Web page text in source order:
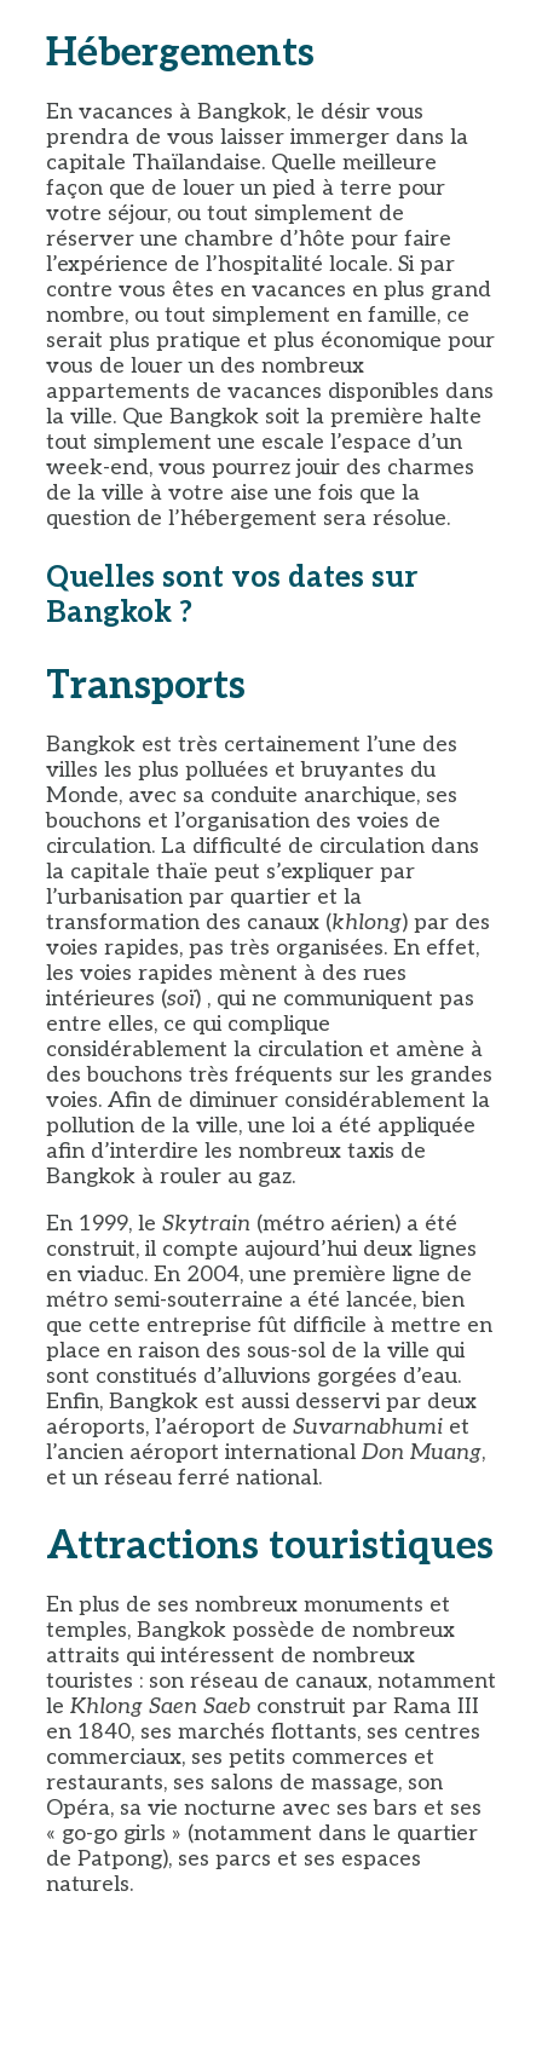
Hébergements
En vacances à Bangkok, le désir vous
prendra de vous laisser immerger dans la
capitale Thaïlandaise. Quelle meilleure
façon que de louer un pied à terre pour
votre séjour, ou tout simplement de
réserver une chambre d’hôte pour faire
l’expérience de l’hospitalité locale. Si par
contre vous êtes en vacances en plus grand
nombre, ou tout simplement en famille, ce
serait plus pratique et plus économique pour
vous de louer un des nombreux
appartements de vacances disponibles dans
la ville. Que Bangkok soit la première halte
tout simplement une escale l’espace d’un
week-end, vous pourrez jouir des charmes
de la ville à votre aise une fois que la
question de l’hébergement sera résolue.
Quelles sont vos dates sur
Bangkok ?
Transports
Bangkok est très certainement l’une des
villes les plus polluées et bruyantes du
Monde, avec sa conduite anarchique, ses
bouchons et l’organisation des voies de
circulation. La difficulté de circulation dans
la capitale thaïe peut s’expliquer par
l’urbanisation par quartier et la
transformation des canaux (khlong) par des
voies rapides, pas très organisées. En effet,
les voies rapides mènent à des rues
intérieures (soï) , qui ne communiquent pas
entre elles, ce qui complique
considérablement la circulation et amène à
des bouchons très fréquents sur les grandes
voies. Afin de diminuer considérablement la
pollution de la ville, une loi a été appliquée
afin d’interdire les nombreux taxis de
Bangkok à rouler au gaz.
En 1999, le Skytrain (métro aérien) a été
construit, il compte aujourd’hui deux lignes
en viaduc. En 2004, une première ligne de
métro semi-souterraine a été lancée, bien
que cette entreprise fût difficile à mettre en
place en raison des sous-sol de la ville qui
sont constitués d’alluvions gorgées d’eau.
Enfin, Bangkok est aussi desservi par deux
aéroports, l’aéroport de Suvarnabhumi et
l’ancien aéroport international Don Muang,
et un réseau ferré national.
Attractions touristiques
En plus de ses nombreux monuments et
temples, Bangkok possède de nombreux
attraits qui intéressent de nombreux
touristes : son réseau de canaux, notamment
le Khlong Saen Saeb construit par Rama III
en 1840, ses marchés flottants, ses centres
commerciaux, ses petits commerces et
restaurants, ses salons de massage, son
Opéra, sa vie nocturne avec ses bars et ses
« go-go girls » (notamment dans le quartier
de Patpong), ses parcs et ses espaces
naturels.